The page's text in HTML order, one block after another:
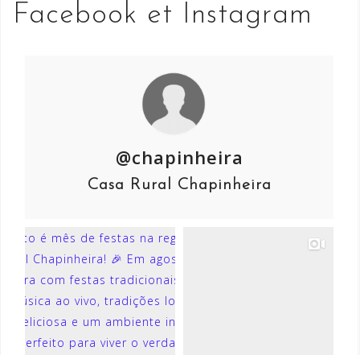
Facebook et Instagram
@chapinheira
Casa Rural Chapinheira